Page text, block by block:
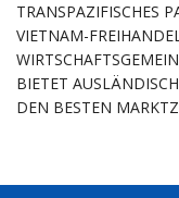
TRANSPAZIFISCHES
VIETNAM-
BIETET
DEN BESTEN